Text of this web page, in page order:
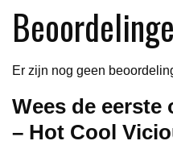
Er zijn nog geen
Wees de eerste
– Hot Cool